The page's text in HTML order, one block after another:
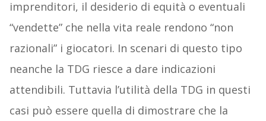
imprenditori, il desiderio di equità o eventuali
“vendette” che nella vita reale rendono “non
razionali” i giocatori. In scenari di questo tipo
neanche la TDG riesce a dare indicazioni
attendibili. Tuttavia l’utilità della TDG in questi
casi può essere quella di dimostrare che la